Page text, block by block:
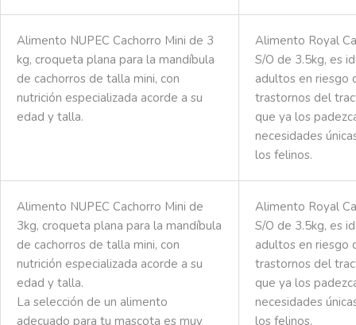
Alimento NUPEC Cachorro Mini de 3
kg, croqueta plana para la mandíbula
de cachorros de talla mini, con
nutrición especializada acorde a su
edad y talla.
Alimento Royal
S/O de 3.5kg, es
adultos en riesgo
trastornos del
que ya los
necesidades
los felinos.
Alimento NUPEC Cachorro Mini de
3kg, croqueta plana para la mandíbula
de cachorros de talla mini, con
nutrición especializada acorde a su
edad y talla.
La selección de un alimento
adecuado para tu mascota es muy
Alimento Royal
S/O de 3.5kg, es
adultos en riesgo
trastornos del
que ya los
necesidades
los felinos.